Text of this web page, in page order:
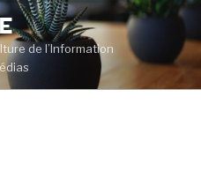
de l’Information